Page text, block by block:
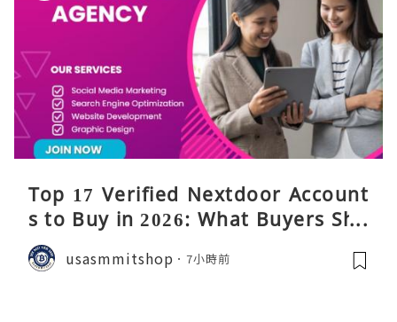
Top 17 Verified Nextdoor Account
s to Buy in 2026: What Buyers Sho
uld Know
usasmmitshop 7小時前